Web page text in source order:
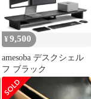
¥9,500
amesoba デスクシェル
フ ブラック